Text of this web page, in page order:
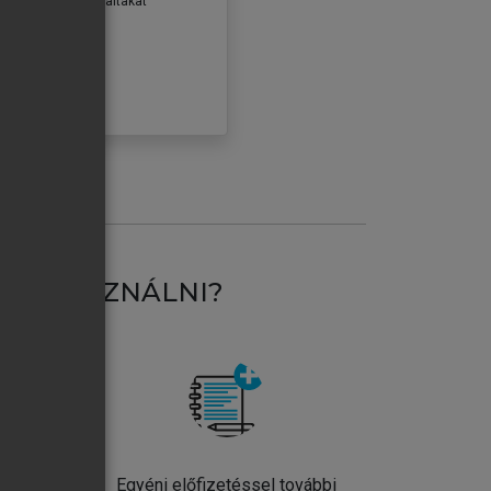
HASZNÁLNI?
Egyéni előfizetéssel további